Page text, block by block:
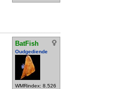
BatFish
Oudgediende
WMRindex: 8.526